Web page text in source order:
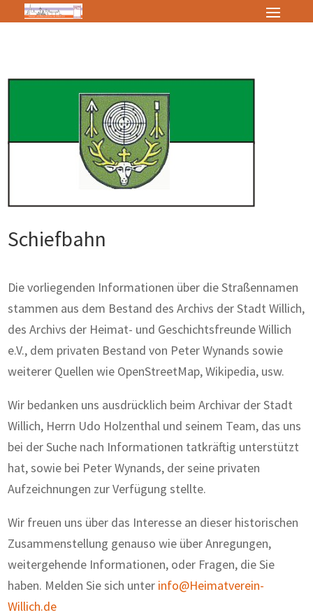
Schiefbahn
Die vorliegenden Informationen über die Straßennamen
stammen aus dem Bestand des Archivs der Stadt Willich,
des Archivs der Heimat- und Geschichtsfreunde Willich
e.V., dem privaten Bestand von Peter Wynands sowie
weiterer Quellen wie OpenStreetMap, Wikipedia, usw.
Wir bedanken uns ausdrücklich beim Archivar der Stadt
Willich, Herrn Udo Holzenthal und seinem Team, das uns
bei der Suche nach Informationen tatkräftig unterstützt
hat, sowie bei Peter Wynands, der seine privaten
Aufzeichnungen zur Verfügung stellte.
Wir freuen uns über das Interesse an dieser historischen
Zusammenstellung genauso wie über Anregungen,
weitergehende Informationen, oder Fragen, die Sie
haben. Melden Sie sich unter info@Heimatverein-
Willich.de